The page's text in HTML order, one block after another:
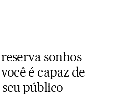
sonhos
é capaz de
público